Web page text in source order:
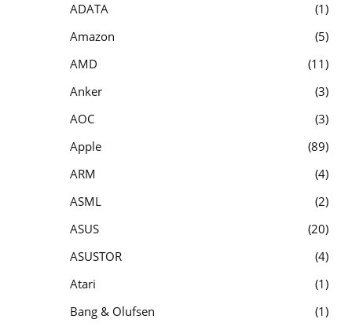
ADATA
1
Amazon
5
AMD
11
Anker
3
AOC
3
Apple
89
ARM
4
ASML
2
ASUS
20
ASUSTOR
4
Atari
1
Bang & Olufsen
1